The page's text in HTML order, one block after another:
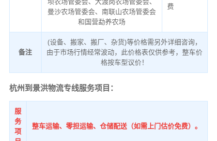
曼沙农场管委会、南联山农场管委会
和国营勐养农场
费
备注
(设备、搬家、搬厂、杂货)等价格需另外详细咨询，
由于市场行情经常波动，此价格表仅供参考，整车价
格按车型议价！
杭州到景洪物流专线服务项目：
服
务
项
整车运输、零担运输、仓储配送（如需上门估价免费）。